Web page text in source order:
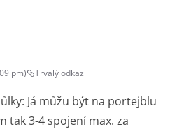
pm) Trvalý odkaz
Já můžu být na portejblu
tak 3-4 spojení max. za